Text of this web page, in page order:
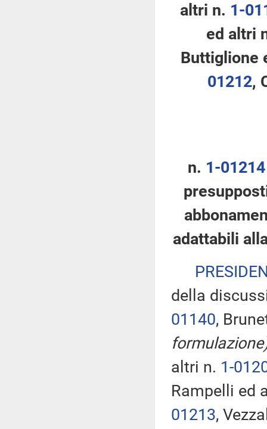
altri n. 1-
ed altri
Buttiglione
01212,
n. 1-01214
adattabili
della
01140,
altri n. 1-
Rampelli ed
01213,